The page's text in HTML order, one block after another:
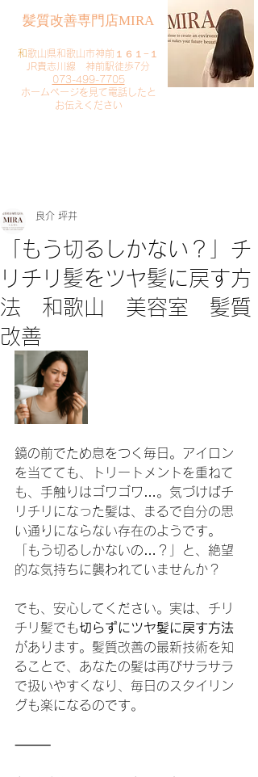
​髪質改善専門店MIRA
​和歌山県和歌山市神前１６１−１
JR貴志川線 神前駅徒歩7分
073-499-7705
​ホームページを見て電話したと
お伝えください
「もう切るしかない？」チ
リチリ髪をツヤ髪に戻す方
法 和歌山 美容室 髪質
改善
良介 坪井
鏡の前でため息をつく毎日。アイロン
を当てても、トリートメントを重ねて
も、手触りはゴワゴワ…。気づけばチ
リチリになった髪は、まるで自分の思
い通りにならない存在のようです。
「もう切るしかないの…？」と、絶望
的な気持ちに襲われていませんか？
でも、安心してください。実は、チリ
チリ髪でも切らずにツヤ髪に戻す方法
があります。髪質改善の最新技術を知
ることで、あなたの髪は再びサラサラ
で扱いやすくなり、毎日のスタイリン
グも楽になるのです。
⸻